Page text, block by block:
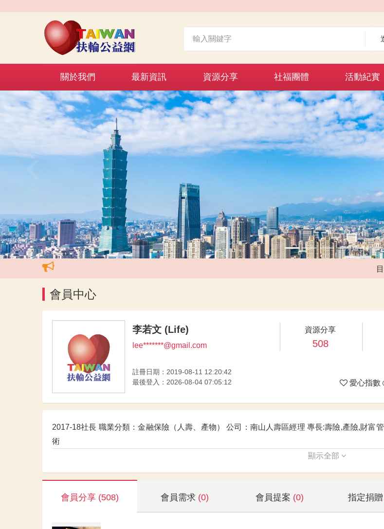
關於我們 最新資訊 資源分享 社福團體 活動紀實
‹
目前媒合共
會員中心
李若文 (Life)
lee*******@gmail.com
註冊日期：2019-08-11 12:20:42
最後登入：2026-08-04 07:05:12
資源分享
508
愛心指數
2017-18社長 職業分類：金融保險（人壽、產物） 公司：南山人壽區經理 專長:壽險,產險,財
術
顯示全部
會員分享 (508) 會員需求 (0) 會員提案 (0) 指定捐贈